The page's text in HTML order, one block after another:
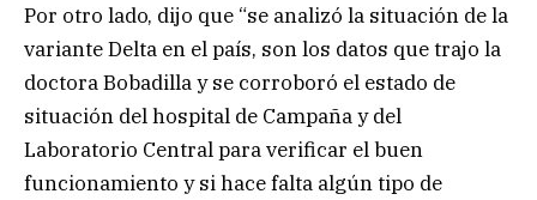
Por otro lado, dijo que “se analizó la situación de la
variante Delta en el país, son los datos que trajo la
doctora Bobadilla y se corroboró el estado de
situación del hospital de Campaña y del
Laboratorio Central para verificar el buen
funcionamiento y si hace falta algún tipo de